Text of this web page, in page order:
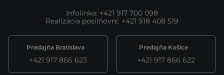
Infolinka: +421 917 700 098
Realizácia posilňovní: +421 918 408 519
Predajňa Bratislava
+421 917 866 623
Predajňa Košice
+421 917 866 622